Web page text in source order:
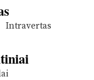
Intravertas